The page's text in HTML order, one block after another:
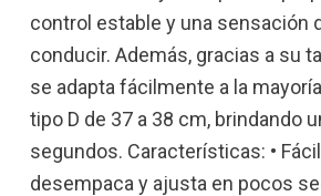
control estable y una sensación
conducir. Además, gracias a su
se adapta fácilmente a la
tipo D de 37 a 38 cm, brindando
segundos. Características: •
desempaca y ajusta en pocos